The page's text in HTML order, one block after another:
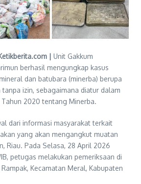
| Unit Gakkum
berhasil mengungkap kasus
dan batubara (minerba) berupa
izin, sebagaimana diatur dalam
Tahun 2020 tentang Minerba.
dari informasi masyarakat terkait
yang akan mengangkut muatan
Riau. Pada Selasa, 28 April 2026
petugas melakukan pemeriksaan di
Kecamatan Meral, Kabupaten